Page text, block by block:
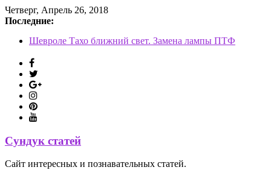
Четверг, Апрель 26, 2018
Последние:
Замена фильтра салона Шевроле Круз
Опель Корса задний фонарь
Замена задних колодок Опель Зафира
Туксон дизель топливный фильтр
Сундук статей
Сайт интересных и познавательных статей.